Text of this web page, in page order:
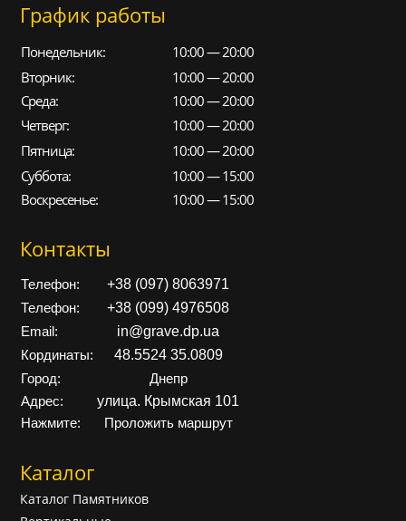
График работы
Понедельник:
10:00 — 20:00
Вторник:
10:00 — 20:00
Среда:
10:00 — 20:00
Четверг:
10:00 — 20:00
Пятница:
10:00 — 20:00
Суббота:
10:00 — 15:00
Воскресенье:
10:00 — 15:00
Контакты
Телефон: +38 (097) 8063971
Телефон: +38 (099) 4976508
Email: in@grave.dp.ua
Кординаты: 48.5524 35.0809
Город:
Днепр
Адрес:
улица. Крымская 101
Нажмите: Проложить маршрут
Каталог
Каталог Памятников